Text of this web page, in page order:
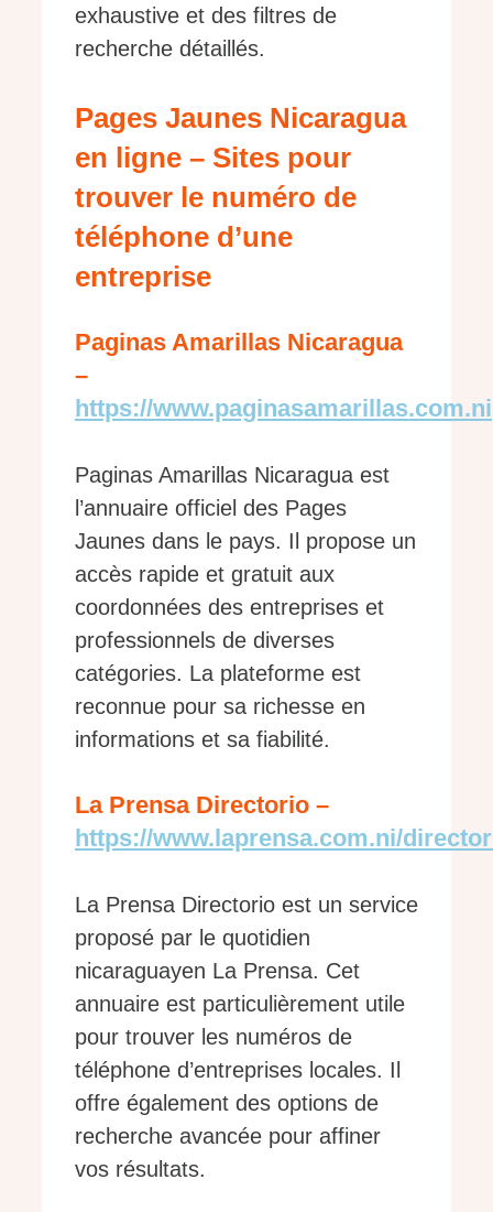
exhaustive et des filtres de
recherche détaillés.
Pages Jaunes Nicaragua
en ligne – Sites pour
trouver le numéro de
téléphone d’une
entreprise
Paginas Amarillas Nicaragua
–
https://www.paginasamarillas.com.ni
Paginas Amarillas Nicaragua est
l’annuaire officiel des Pages
Jaunes dans le pays. Il propose un
accès rapide et gratuit aux
coordonnées des entreprises et
professionnels de diverses
catégories. La plateforme est
reconnue pour sa richesse en
informations et sa fiabilité.
La Prensa Directorio –
https://www.laprensa.com.ni/
La Prensa Directorio est un service
proposé par le quotidien
nicaraguayen La Prensa. Cet
annuaire est particulièrement utile
pour trouver les numéros de
téléphone d’entreprises locales. Il
offre également des options de
recherche avancée pour affiner
vos résultats.